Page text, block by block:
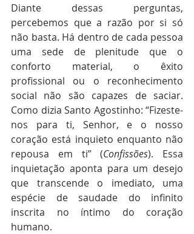
Diante dessas perguntas,
percebemos que a razão por si só
não basta. Há dentro de cada pessoa
uma sede de plenitude que o
conforto material, o êxito
profissional ou o reconhecimento
social não são capazes de saciar.
Como dizia Santo Agostinho: “Fizeste-
nos para ti, Senhor, e o nosso
coração está inquieto enquanto não
repousa em ti” (Confissões). Essa
inquietação aponta para um desejo
que transcende o imediato, uma
espécie de saudade do infinito
inscrita no íntimo do coração
humano.